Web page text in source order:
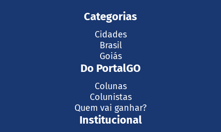
Categorias
Cidades
Brasil
Goiás
Do PortalGO
Colunas
Colunistas
Quem vai ganhar?
Institucional